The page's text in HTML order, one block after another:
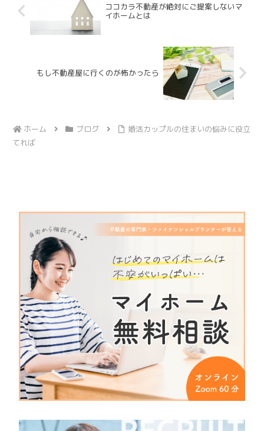
ココカラ不動産が絶対にご提案しないマ
イホームとは
もし不動産屋に行くのが怖かったら
ホーム ブログ
婚活カップルの住まいの悩みに役立
てれば